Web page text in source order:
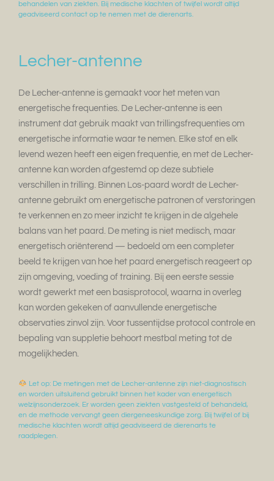
behandelen van ziekten. Bij medische klachten of twijfel wordt altijd
geadviseerd contact op te nemen met de dierenarts.
Lecher-antenne
De Lecher-antenne is gemaakt voor het meten van
energetische frequenties. De Lecher-antenne is een
instrument dat gebruik maakt van trillingsfrequenties om
energetische informatie waar te nemen. Elke stof en elk
levend wezen heeft een eigen frequentie, en met de Lecher-
antenne kan worden afgestemd op deze subtiele
verschillen in trilling. Binnen Los-paard wordt de Lecher-
antenne gebruikt om energetische patronen of verstoringen
te verkennen en zo meer inzicht te krijgen in de algehele
balans van het paard. De meting is niet medisch, maar
energetisch oriënterend — bedoeld om een completer
beeld te krijgen van hoe het paard energetisch reageert op
zijn omgeving, voeding of training. Bij een eerste sessie
wordt gewerkt met een basisprotocol, waarna in overleg
kan worden gekeken of aanvullende energetische
observaties zinvol zijn. Voor tussentijdse protocol controle en
bepaling van suppletie behoort mestbal meting tot de
mogelijkheden.
Let op: De metingen met de Lecher-antenne zijn niet-diagnostisch
en worden uitsluitend gebruikt binnen het kader van energetisch
welzijnsonderzoek. Er worden geen ziekten vastgesteld of behandeld,
en de methode vervangt geen diergeneeskundige zorg. Bij twijfel of bij
medische klachten wordt altijd geadviseerd de dierenarts te
raadplegen.